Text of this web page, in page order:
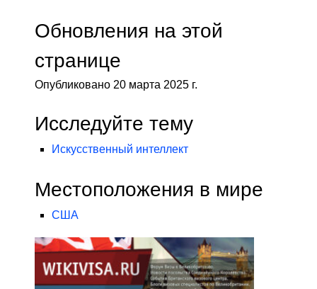
Обновления на этой
странице
Опубликовано 20 марта 2025 г.
Исследуйте тему
Искусственный интеллект
Местоположения в мире
США